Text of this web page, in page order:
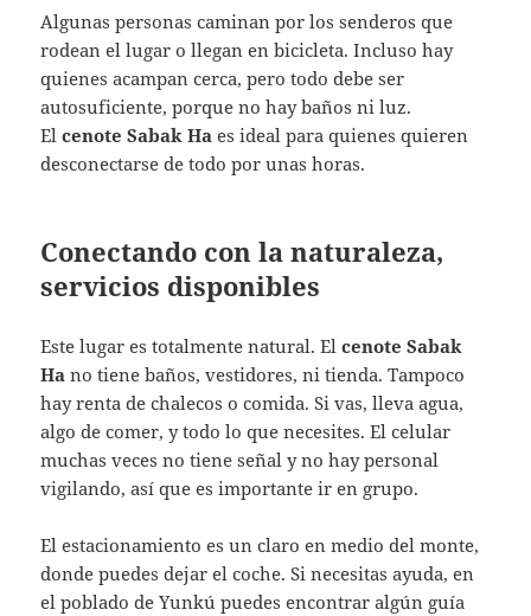
Algunas personas caminan por los senderos que
rodean el lugar o llegan en bicicleta. Incluso hay
quienes acampan cerca, pero todo debe ser
autosuficiente, porque no hay baños ni luz.
Elcenote Sabak Ha es ideal para quienes quieren
desconectarse de todo por unas horas.
Conectando con la naturaleza,
servicios disponibles
Este lugar es totalmente natural. Elcenote Sabak
Ha no tiene baños, vestidores, ni tienda. Tampoco
hay renta de chalecos o comida. Si vas, lleva agua,
algo de comer, y todo lo que necesites. El celular
muchas veces no tiene señal y no hay personal
vigilando, así que es importante ir en grupo.
El estacionamiento es un claro en medio del monte,
donde puedes dejar el coche. Si necesitas ayuda, en
el poblado de Yunkú puedes encontrar algún guía